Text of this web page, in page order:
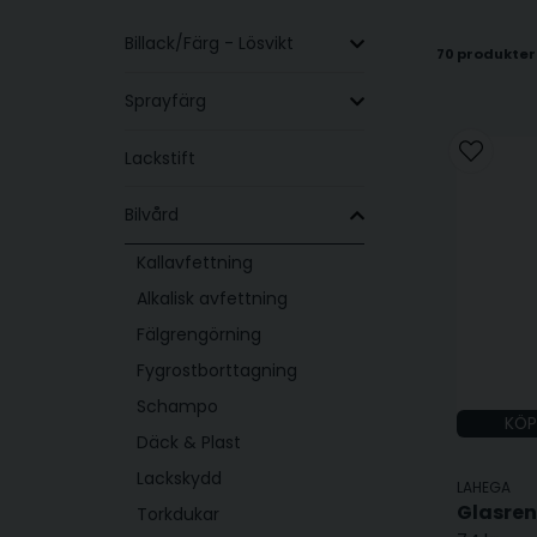
Våra interiörprodukter sträcker sig
Dessa produkter hjälper till att bevara
specialdesignade rengöringsmedel och
Billack/Färg - Lösvikt
Sprayfärg
Lackstift
Bilvård
Kallavfettning
Alkalisk avfettning
Fälgrengörning
Fygrostborttagning
Schampo
Däck & Plast
Lackskydd
Torkdukar
70 produkter
LAHEGA